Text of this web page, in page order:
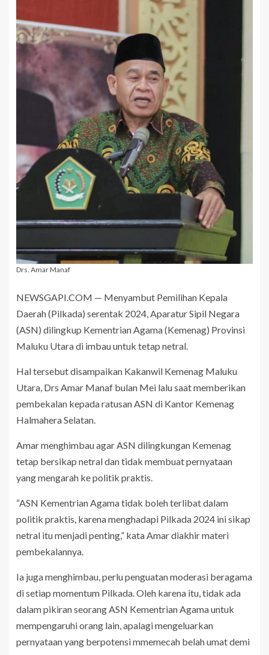
Drs. Amar Manaf
NEWSGAPI.COM — Menyambut Pemilihan Kepala
Daerah (Pilkada) serentak 2024, Aparatur Sipil Negara
(ASN) dilingkup Kementrian Agama (Kemenag) Provinsi
Maluku Utara di imbau untuk tetap netral.
Hal tersebut disampaikan Kakanwil Kemenag Maluku
Utara, Drs Amar Manaf bulan Mei lalu saat memberikan
pembekalan kepada ratusan ASN di Kantor Kemenag
Halmahera Selatan.
Amar menghimbau agar ASN dilingkungan Kemenag
tetap bersikap netral dan tidak membuat pernyataan
yang mengarah ke politik praktis.
“ASN Kementrian Agama tidak boleh terlibat dalam
politik praktis, karena menghadapi Pilkada 2024 ini sikap
netral itu menjadi penting,” kata Amar diakhir materi
pembekalannya.
Ia juga menghimbau, perlu penguatan moderasi beragama
di setiap momentum Pilkada. Oleh karena itu, tidak ada
dalam pikiran seorang ASN Kementrian Agama untuk
mempengaruhi orang lain, apalagi mengeluarkan
pernyataan yang berpotensi mmemecah belah umat demi